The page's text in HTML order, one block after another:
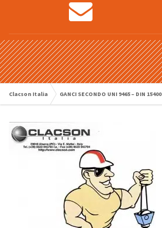
Clacson Italia GANCI SECONDO UNI 9465 – DIN 15400